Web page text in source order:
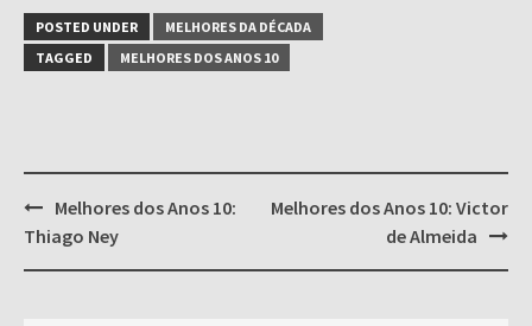
POSTED UNDER
MELHORES DA DÉCADA
TAGGED
MELHORES DOS ANOS 10
Post
navigation
Melhores dos Anos 10:
Thiago Ney
Melhores dos Anos 10: Victor
de Almeida